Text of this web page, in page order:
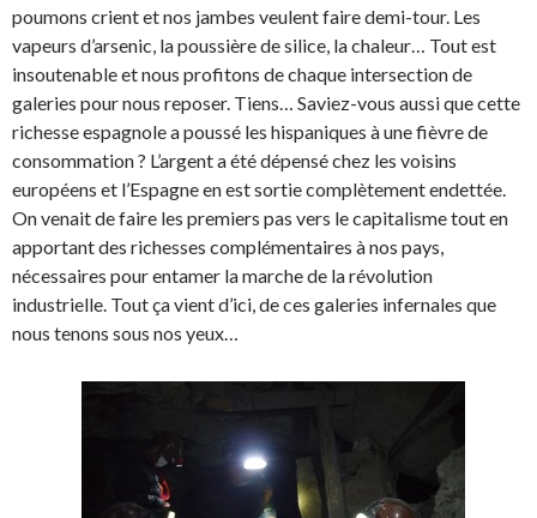
poumons crient et nos jambes veulent faire demi-tour. Les
vapeurs d’arsenic, la poussière de silice, la chaleur… Tout est
insoutenable et nous profitons de chaque intersection de
galeries pour nous reposer. Tiens… Saviez-vous aussi que cette
richesse espagnole a poussé les hispaniques à une fièvre de
consommation ? L’argent a été dépensé chez les voisins
européens et l’Espagne en est sortie complètement endettée.
On venait de faire les premiers pas vers le capitalisme tout en
apportant des richesses complémentaires à nos pays,
nécessaires pour entamer la marche de la révolution
industrielle. Tout ça vient d’ici, de ces galeries infernales que
nous tenons sous nos yeux…